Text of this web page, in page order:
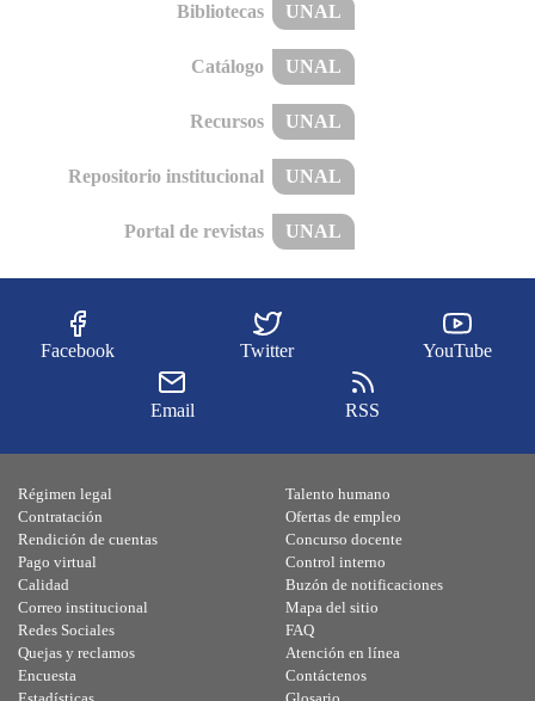
Bibliotecas UNAL
Catálogo UNAL
Recursos UNAL
Repositorio institucional UNAL
Portal de revistas UNAL
Facebook Twitter YouTube
Email RSS
Régimen legal
Contratación
Rendición de cuentas
Pago virtual
Calidad
Talento humano
Ofertas de empleo
Concurso docente
Control interno
Buzón de notificaciones
Correo institucional
Redes Sociales
Quejas y reclamos
Encuesta
Mapa del sitio
FAQ
Atención en línea
Contáctenos